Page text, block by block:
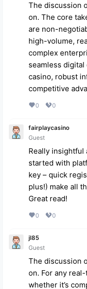
The discussion
on. The core
are non-
high-volume,
complex
seamless
casino, robust
competitive
0 0
fairplaycasino
Guest
Really
started with
key – quick
plus!) make all
Great read!
0 0
jl85
Guest
The discussion
on. For any
whether it’s